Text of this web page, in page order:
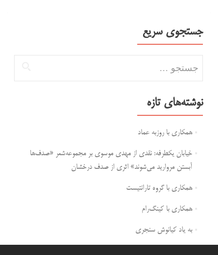
جستجوی سریع
نوشته‌های تازه
همکاری با روزبه عماد
خیابان یکطرفه: نقدی از مهدی موسوی بر مجموعه‌شعر «صدف‌ها
آبستن مروارید می‌شوند» اثری از صدف درخشان
همکاری با گروه تارانتیست
همکاری با کینگ‌رام
به یاد کیانوش سنجری